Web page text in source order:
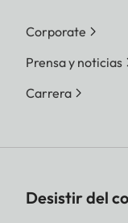
Corporate
Prensa y noticias
Carrera
Desistir del